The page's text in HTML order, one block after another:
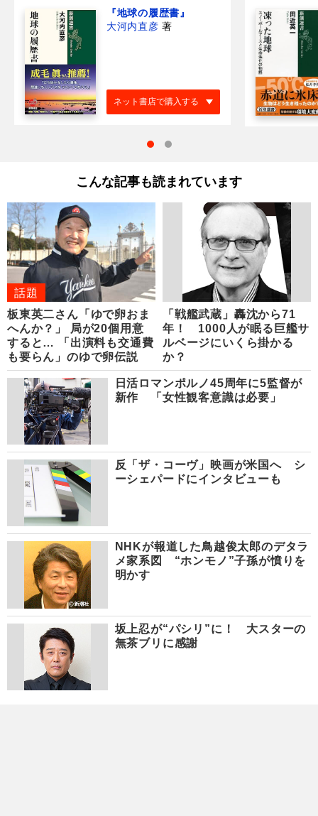
『地球の履歴書』
大河内直彦 著
ネット書店で購入する
こんな記事も読まれています
話題
板東英二さん「ゆで卵おま
へんか？」 局が20個用意
すると… 「出演料も交通費
も要らん」のゆで卵伝説
「戦艦武蔵」轟沈から71
年！ 1000人が眠る巨艦サ
ルベージにいくら掛かる
か？
日活ロマンポルノ45周年に5監督が
新作 「女性観客意識は必要」
反「ザ・コーヴ」映画が米国へ シ
ーシェパードにインタビューも
NHKが報道した鳥越俊太郎のデタラ
メ家系図 “ホンモノ”子孫が憤りを
明かす
坂上忍が“パシリ”に！ 大スターの
無茶ブリに感謝